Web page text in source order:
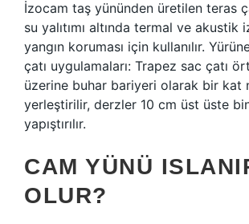
İzocam taş yününden üretilen teras
su yalıtımı altında termal ve akustik
yangın koruması için kullanılır.
çatı uygulamaları: Trapez sac çatı
üzerine buhar bariyeri olarak bir kat
yerleştirilir, derzler 10 cm üst üste
yapıştırılır.
CAM YÜNÜ
OLUR?